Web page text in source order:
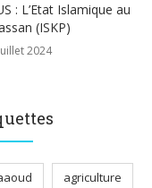
: L’Etat Islamique au
(ISKP)
2024
agriculture